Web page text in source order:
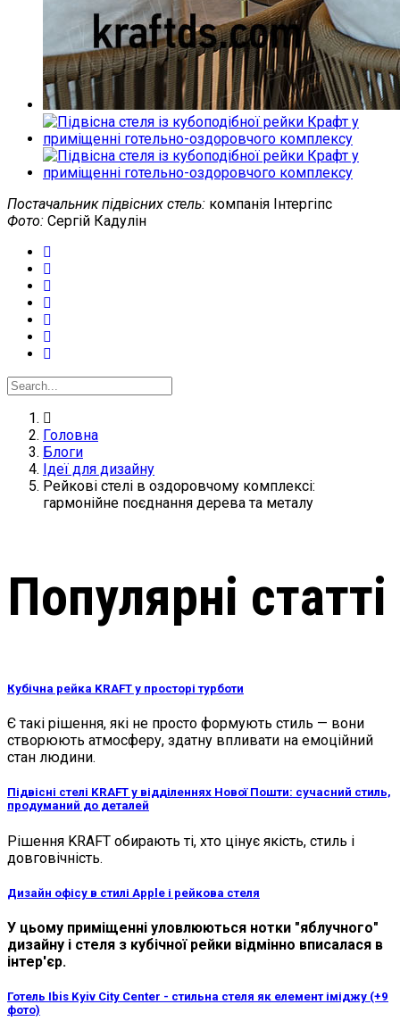
Постачальник підвісних стель: компанія Інтергіпс
Фото: Сергій Кадулін
Головна
Блоги
Ідеї для дизайну
Рейкові стелі в оздоровчому комплексі:
гармонійне поєднання дерева та металу
Популярні статті
Кубічна рейка KRAFT у просторі турботи
Є такі рішення, які не просто формують стиль — вони
створюють атмосферу, здатну впливати на емоційний
стан людини.
Підвісні стелі KRAFT у відділеннях Нової Пошти: сучасний стиль,
продуманий до деталей
Рішення KRAFT обирають ті, хто цінує якість, стиль і
довговічність.
Дизайн офісу в стилі Apple і рейкова стеля
У цьому приміщенні уловлюються нотки "яблучного"
дизайну і стеля з кубічної рейки відмінно вписалася в
інтер'єр.
Готель Ibis Kyiv City Center - стильна стеля як елемент іміджу (+9
фото)